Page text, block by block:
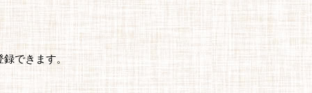
できます。